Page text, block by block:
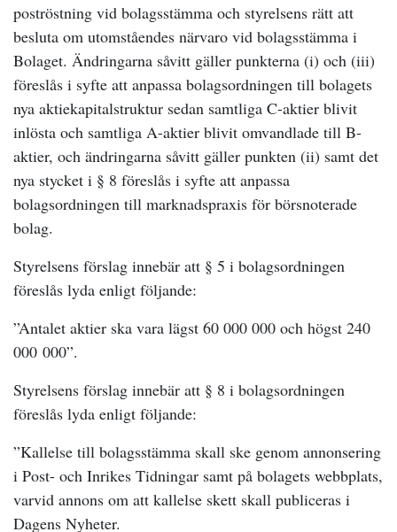
poströstning vid bolagsstämma och styrelsens rätt att
besluta om utomståendes närvaro vid bolagsstämma i
Bolaget. Ändringarna såvitt gäller punkterna (i) och (iii)
föreslås i syfte att anpassa bolagsordningen till bolagets
nya aktiekapitalstruktur sedan samtliga C-aktier blivit
inlösta och samtliga A-aktier blivit omvandlade till B-
aktier, och ändringarna såvitt gäller punkten (ii) samt det
nya stycket i § 8 föreslås i syfte att anpassa
bolagsordningen till marknadspraxis för börsnoterade
bolag.
Styrelsens förslag innebär att § 5 i bolagsordningen
föreslås lyda enligt följande:
”Antalet aktier ska vara lägst 60 000 000 och högst 240
000 000”.
Styrelsens förslag innebär att § 8 i bolagsordningen
föreslås lyda enligt följande:
”Kallelse till bolagsstämma skall ske genom annonsering
i Post- och Inrikes Tidningar samt på bolagets webbplats,
varvid annons om att kallelse skett skall publiceras i
Dagens Nyheter.